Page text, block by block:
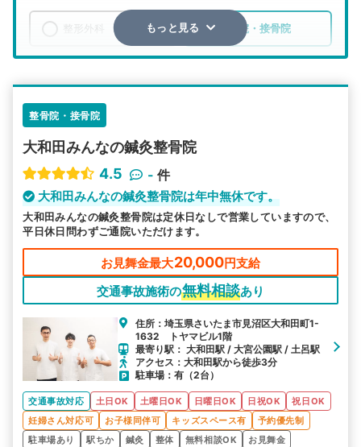
整骨院・接骨院
詳細条件で絞り込む
その他の検索方法
駅から探す 院名から探す
もっと見る
整骨院・接骨院
大和田みんなの鍼灸整骨院
4.5
- 件
大和田みんなの鍼灸整骨院は年中無休です。
大和田みんなの鍼灸整骨院は定休日なしで営業していますので、
平日休日問わずご通院いただけます。
お見舞金最大20,000円支給
交通事故施術の無料相談あり
住所：埼玉県さいたま市見沼区大和田町1-
1632 トヤマビル1階
最寄り駅： 大和田駅 / 大宮公園駅 / 土呂駅
アクセス：大和田駅から徒歩3分
駐車場：有（2台）
交通事故対応 土日OK 土曜日OK 日曜日OK 日祝OK
祝日OK
妊婦さん対応可
お子様同伴可 キッズスペース有
予約優先制
駐車場あり
駅ちか 鍼灸 整体 無料相談OK お見舞金